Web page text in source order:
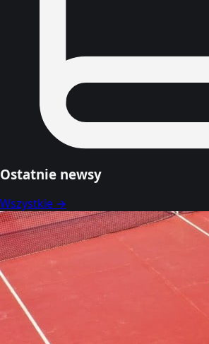
Ostatnie newsy
Wszystkie →